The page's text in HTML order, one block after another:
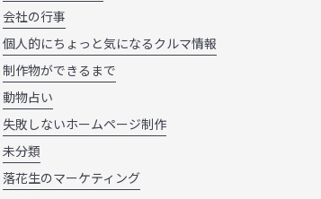
会社の行事
個人的にちょっと気になるクルマ情報
制作物ができるまで
動物占い
失敗しないホームページ制作
未分類
落花生のマーケティング